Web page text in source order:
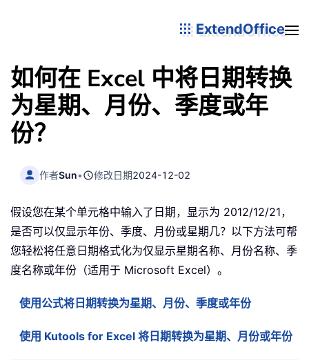
ExtendOffice
如何在 Excel 中将日期转换
为星期、月份、季度或年
份？
作者Sun• 修改日期2024-12-02
假设您在某个单元格中输入了日期，显示为 2012/12/21，
是否可以仅显示年份、季度、月份或星期几？以下方法可帮
您轻松将任意日期格式化为仅显示星期名称、月份名称、季
度名称或年份（适用于 Microsoft Excel）。
使用公式将日期转换为星期、月份、季度或年份
使用 Kutools for Excel 将日期转换为星期、月份或年份